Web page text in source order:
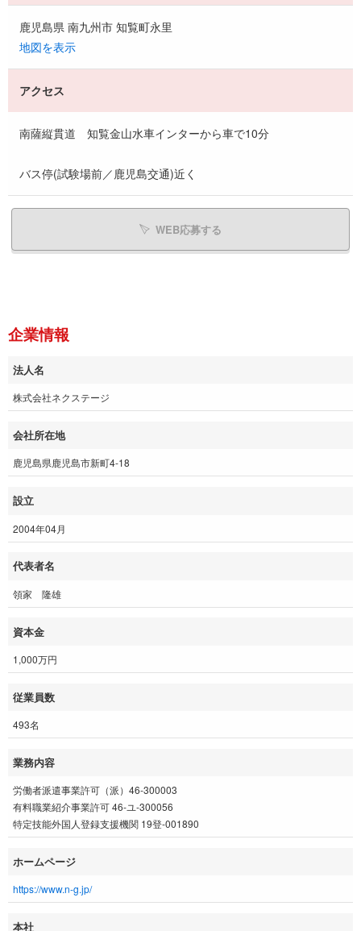
鹿児島県 南九州市 知覧町永里
地図を表示
アクセス
南薩縦貫道 知覧金山水車インターから車で10分
バス停(試験場前／鹿児島交通)近く
WEB応募する
企業情報
法人名
株式会社ネクステージ
会社所在地
鹿児島県鹿児島市新町4-18
設立
2004年04月
代表者名
領家 隆雄
資本金
1,000万円
従業員数
493名
業務内容
労働者派遣事業許可（派）46-300003
有料職業紹介事業許可 46-ユ-300056
特定技能外国人登録支援機関 19登-001890
ホームページ
https://www.n-g.jp/
本社